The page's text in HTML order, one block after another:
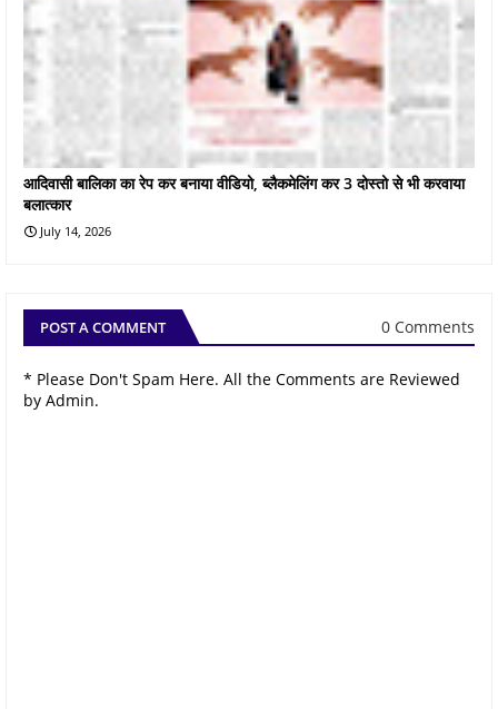
आदिवासी बालिका का रेप कर बनाया वीडियो, ब्लैकमेलिंग कर 3 दोस्तो से भी करवाया
बलात्कार
July 14, 2026
POST A COMMENT 0 Comments
* Please Don't Spam Here. All the Comments are Reviewed
by Admin.